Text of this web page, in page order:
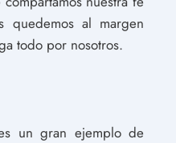
al margen
todo por nosotros.
un gran ejemplo de